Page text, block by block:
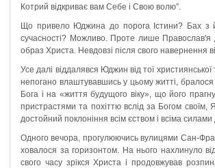
Котрий відкриває вам Себе і Свою волю”.
Що привело Юджина до порога Істини? Бах з
сучасності? Можливо. Проте лише Православ'я
образ Христа. Невдовзі після свого навернення
Усе далі віддалявся Юджин від тої
непогано влаштувавшись у цьому житті,
Бога і на «життя будущого віку», що його
пристрастями та похіттю вслід за Богом
достойний поклоніння всім єством і всіма силами
Одного вечора, прогулюючись вулицями Сан-
ховалося за горизонтом. На нього нахлинуло
свого часу зрікся Христа і продовжував